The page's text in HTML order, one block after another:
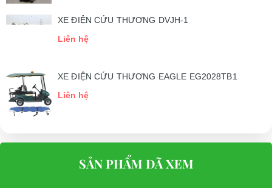
XE ĐIỆN CỨU THƯƠNG DVJH-1
Liên hệ
XE ĐIỆN CỨU THƯƠNG EAGLE EG2028TB1
Liên hệ
SẢN PHẨM ĐÃ XEM